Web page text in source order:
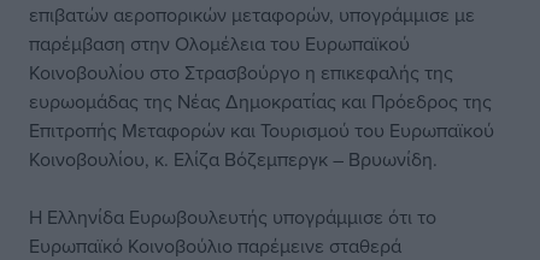
επιβατών αεροπορικών μεταφορών, υπογράμμισε με
παρέμβαση στην Ολομέλεια του Ευρωπαϊκού
Κοινοβουλίου στο Στρασβούργο η επικεφαλής της
ευρωομάδας της Νέας Δημοκρατίας και Πρόεδρος της
Επιτροπής Μεταφορών και Τουρισμού του Ευρωπαϊκού
Κοινοβουλίου, κ. Ελίζα Βόζεμπεργκ – Βρυωνίδη.
Η Ελληνίδα Ευρωβουλευτής υπογράμμισε ότι το
Ευρωπαϊκό Κοινοβούλιο παρέμεινε σταθερά